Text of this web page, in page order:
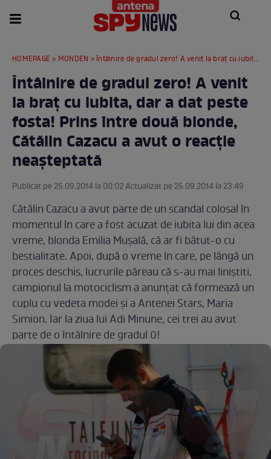
HOMEPAGE » MONDEN » Întâlnire de gradul zero! A venit la braţ cu iubita, dar a dat peste fosta! Prins între două blonde, Cătălin Cazacu a avut o reacţie neaşteptată
Întâlnire de gradul zero! A venit
la braţ cu iubita, dar a dat peste
fosta! Prins între două blonde,
Cătălin Cazacu a avut o reacţie
neaşteptată
Publicat pe 26.09.2014 la 00:02 Actualizat pe 25.09.2014 la 23:49
Cătălin Cazacu a avut parte de un scandal colosal în
momentul în care a fost acuzat de iubita lui din acea
vreme, blonda Emilia Mușală, că ar fi bătut-o cu
bestialitate. Apoi, după o vreme în care, pe lângă un
proces deschis, lucrurile păreau că s-au mai liniștiti,
campionul la motociclism a anunțat că formează un
cuplu cu vedeta modei și a Antenei Stars, Maria
Simion. Iar la ziua lui Adi Minune, cei trei au avut
parte de o întâlnire de gradul 0!